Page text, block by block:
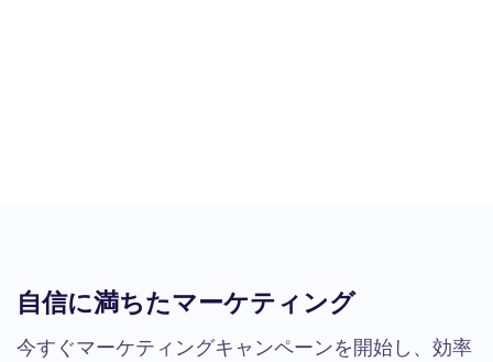
自信に満ちたマーケティング
今すぐマーケティングキャンペーンを開始し、効率